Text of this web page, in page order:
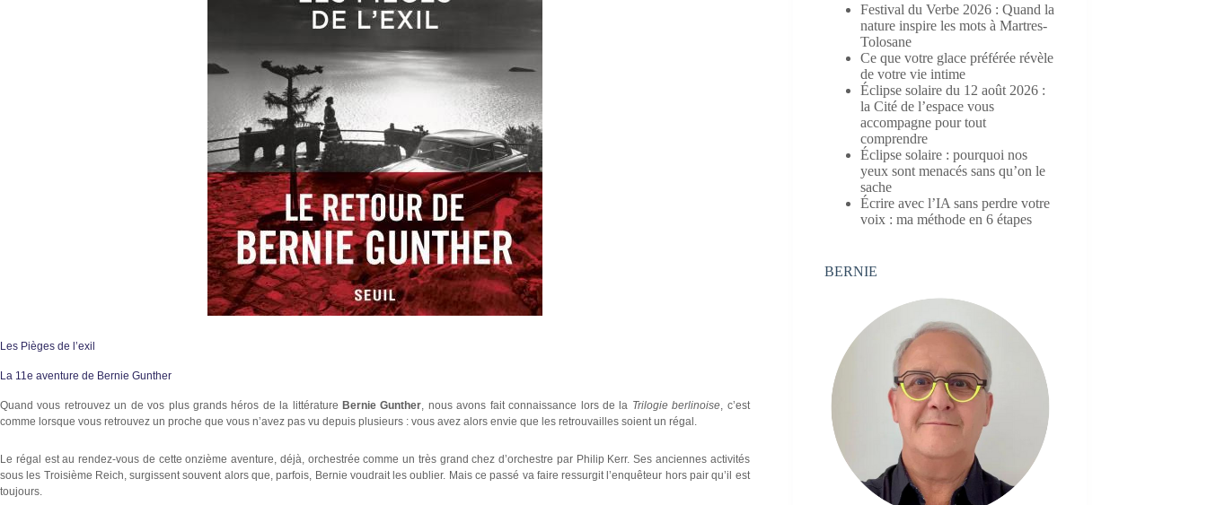
Les Pièges de l’exil
La 11e aventure de Bernie Gunther
Quand vous retrouvez un de vos plus grands héros de la littératureBernie Gunther , nous avons fait connaissance lors de la Trilogie berlinoise , c’est
comme lorsque vous retrouvez un proche que vous n’avez pas vu depuis plusieurs : vous avez alors envie que les retrouvailles soient un régal.
Le régal est au rendez-vous de cette onzième aventure, déjà, orchestrée comme un très grand chez d’orchestre par Philip Kerr. Ses anciennes activités
sous les Troisième Reich, surgissent souvent alors que, parfois, Bernie voudrait les oublier. Mais ce passé va faire ressurgit l’enquêteur hors pair qu’il est
toujours.
Festival du Verbe 2026 : Quand la
nature inspire les mots à Martres-
Tolosane
Ce que votre glace préférée révèle
de votre vie intime
Éclipse solaire du 12 août 2026 :
la Cité de l’espace vous
accompagne pour tout
comprendre
Éclipse solaire : pourquoi nos
yeux sont menacés sans qu’on le
sache
Écrire avec l’IA sans perdre votre
voix : ma méthode en 6 étapes
BERNIE